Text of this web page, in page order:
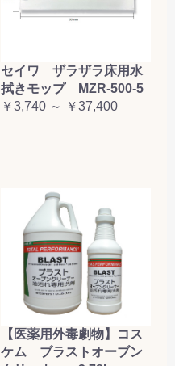
セイワ ザラザラ床用水
拭きモップ MZR-500-5
￥3,740 ～ ￥37,400
【医薬用外毒劇物】コス
ケム ブラストオーブン